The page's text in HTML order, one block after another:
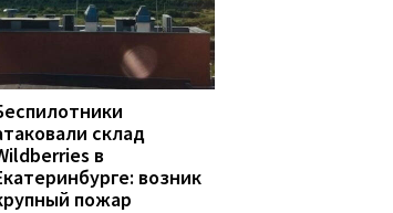
склад
в
возник
пожар